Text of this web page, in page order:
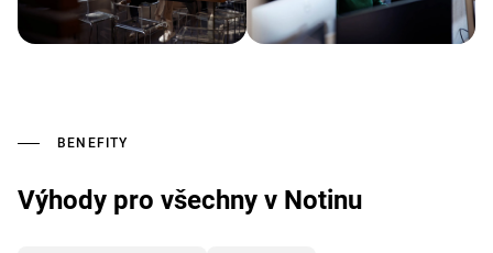
BENEFITY
Výhody pro všechny v Notinu